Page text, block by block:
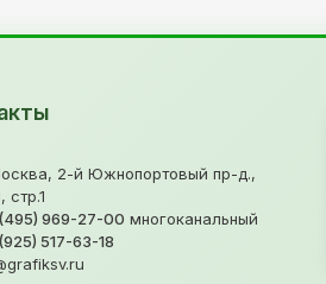
2-й Южнопортовый пр-д.,
стр.1
969-27-00 многоканальный
517-63-18